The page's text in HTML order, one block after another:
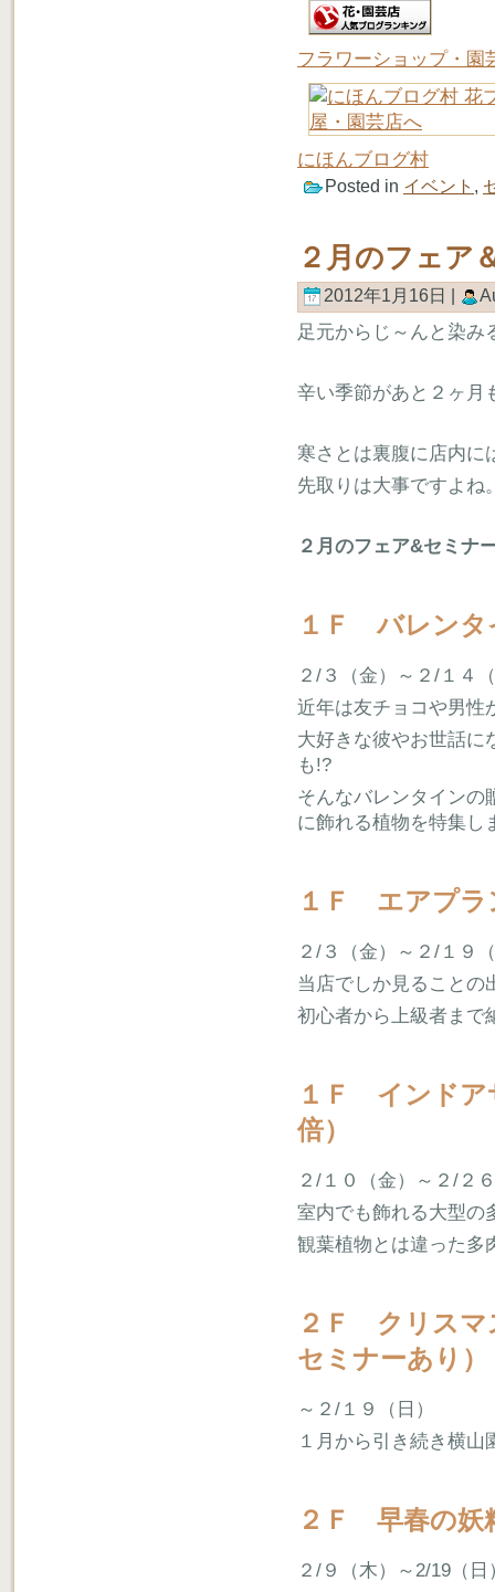
フラワーショップ・園
にほんブログ村
Posted in イベント ,
２月のフェア
2012年1月16日 |
足元からじ～んと染み
辛い季節があと２ヶ月
寒さとは裏腹に店内に
先取りは大事ですよね
２月のフェア&セミナ
１Ｆ バレンタ
２/３（金）～２/１４
近年は友チョコや男性
大好きな彼やお世話に
も!?
そんなバレンタインの
に飾れる植物を特集し
１Ｆ エアプラ
２/３（金）～２/１９
当店でしか見ること
初心者から上級者まで
１Ｆ インドア
倍）
２/１０（金）～２/２
室内でも飾れる大型の
観葉植物とは違った多
２Ｆ クリスマ
セミナーあり）
～２/１９（日）
１月から引き続き横
２Ｆ 早春の妖
２/９（木）～2/19（日